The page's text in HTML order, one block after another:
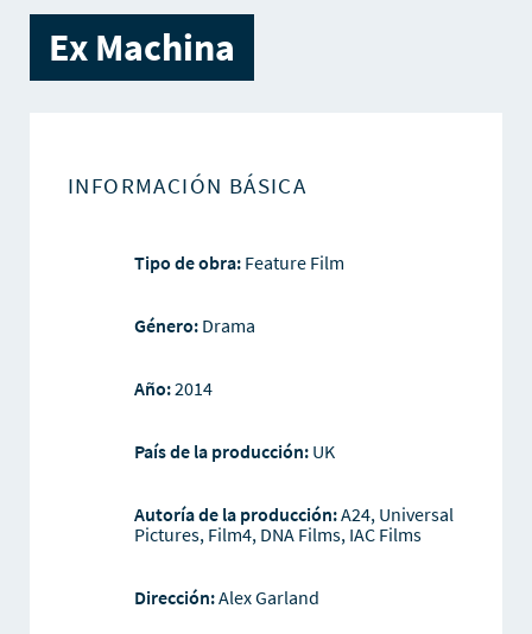
Ex Machina
INFORMACIÓN BÁSICA
Tipo de obra:Feature Film
Género:Drama
Año:2014
País de la producción: UK
Autoría de la producción:A24, Universal
Pictures, Film4, DNA Films, IAC Films
Dirección:Alex Garland